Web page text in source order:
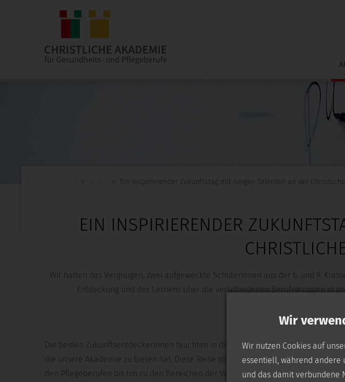
Ein inspirierender Zukunftstag mit jungen Talenten an der
EIN INSPIRIERENDER
Wir hatten das Vergnügen, zwei aufgeweckte Schülerinnen aus der 6. und 9.
Entdeckung und des Lernens über die verschiedenen Berufsgruppen in
Die beiden Zukunftsentdeckerinnen tauchten in die Welt der verschiedenen
die unsere Akademie zu bieten hat. Diese Reise ging von der Pädagogik in der
den Pflegeberufen bis hin zu den Bereichen der Verwaltung wie Sekretariat,
Wir
Wir nutzen Cookies auf
essentiell, während andere
und das damit verbundene